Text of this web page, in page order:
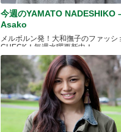
今週のYAMATO NADESHIKO
Asako
メルボルン発！大和撫子のファッシ
CHECK！毎週水曜更新中！